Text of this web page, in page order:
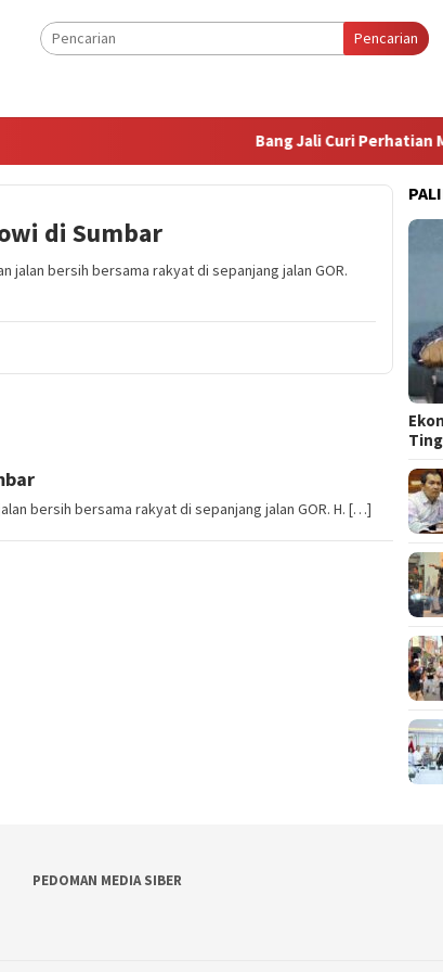
Pencarian
Bang Jali Curi Perhatian
di Sumbar
jalan bersih bersama rakyat di sepanjang jalan GOR.
bersih bersama rakyat di sepanjang jalan GOR. H. […]
PEDOMAN MEDIA SIBER